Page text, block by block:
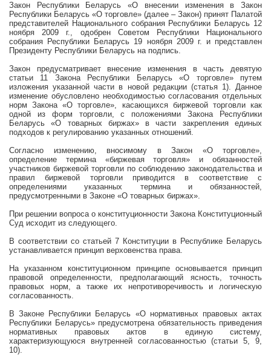
Закон Республики Беларусь «О внесении изменения в Закон
Республики Беларусь «О торговле» (далее – Закон) принят Палатой
представителей Национального собрания Республики Беларусь 12
ноября2009 г., одобрен Советом Республики Национального
собрания Республики Беларусь 19 ноября 2009 г. и представлен
Президенту Республики Беларусь на подпись.
Закон предусматривает внесение изменения в часть девятую
статьи 11 Закона Республики Беларусь «О торговле» путем
изложения указанной части в новой редакции (статья 1). Данное
изменение обусловлено необходимостью согласования отдельных
норм Закона «О торговле», касающихся биржевой торговли как
одной из форм торговли, с положениями Закона Республики
Беларусь «О товарных биржах» в части закрепления единых
подходов к регулированию указанных отношений.
Согласно изменению, вносимому в Закон «О торговле»,
определение термина «биржевая торговля» и обязанностей
участников биржевой торговли по соблюдению законодательства и
правил биржевой торговли приводится в соответствие с
определениями указанных термина и обязанностей,
предусмотренными в Законе «О товарных биржах».
При решении вопроса о конституционности Закона Конституционный
Суд исходит из следующего.
В соответствии со статьей 7 Конституции в Республике Беларусь
устанавливается принцип верховенства права.
На указанном конституционном принципе основывается принцип
правовой определенности, предполагающий ясность, точность
правовых норм, а также их непротиворечивость и логическую
согласованность.
В Законе Республики Беларусь «О нормативных правовых актах
Республики Беларусь» предусмотрена обязательность приведения
нормативных правовых актов в единую систему,
характеризующуюся внутренней согласованностью (статьи 5, 9,
10).